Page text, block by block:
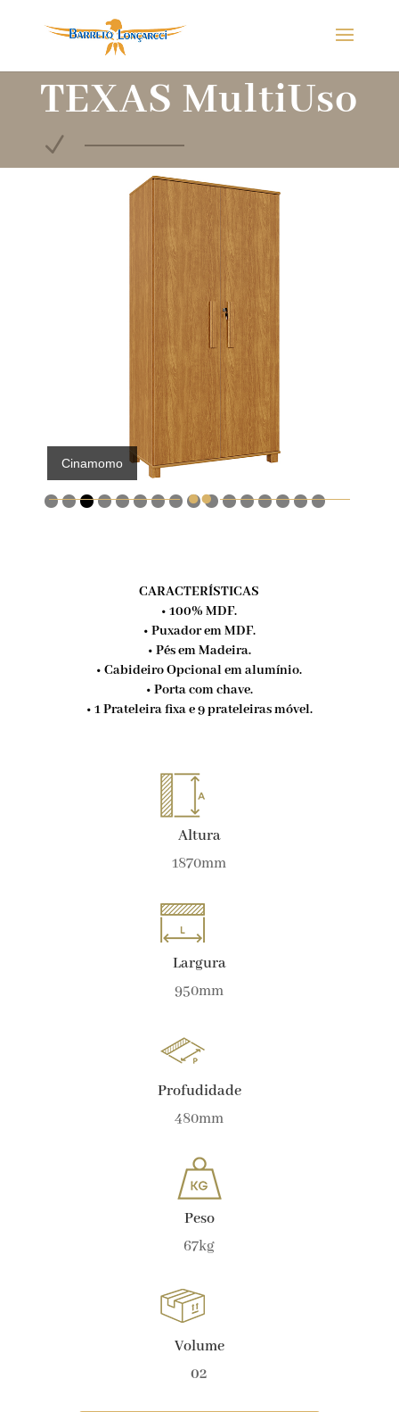
TEXAS MultiUso
N
Cinamomo

CARACTERÍSTICAS
• 100% MDF.
• Puxador em MDF.
• Pés em Madeira.
• Cabideiro Opcional em alumínio.
• Porta com chave.
• 1 Prateleira fixa e 9 prateleiras móvel.
Altura
1870mm
Largura
950mm
Profudidade
480mm
Peso
67kg
Volume
02